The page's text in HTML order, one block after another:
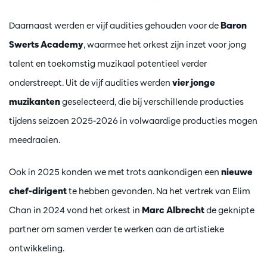
Daarnaast werden er vijf audities gehouden voor deBaron
Swerts Academy, waarmee het orkest zijn inzet voor jong
talent en toekomstig muzikaal potentieel verder
onderstreept. Uit de vijf audities werden vier jonge
muzikantengeselecteerd, die bij verschillende producties
tijdens seizoen 2025-2026 in volwaardige producties mogen
meedraaien.
Ook in 2025 konden we met trots aankondigen een nieuwe
chef-dirigentte hebben gevonden. Na het vertrek van Elim
Chan in 2024 vond het orkest in Marc Albrechtde geknipte
partner om samen verder te werken aan de artistieke
ontwikkeling.